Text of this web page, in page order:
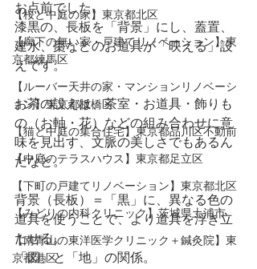
【桜と中庭の家】東京都北区
【廊下の無い家・戸建てリノベーション】東
京都練馬区
【ルーバー天井の家・マンションリノベーシ
ョン】東京都板橋区
【猫と中庭の集合住宅】東京都品川区不動前
【中庭のテラスハウス】東京都足立区
【下町の戸建てリノベーション】東京都北区
【みどりの内科クリニック】茨城県土浦市
【​南青山の東洋医学クリニック＋鍼灸院】東
京都港区
お点前でした。
漆黒の、長板を「背景」にし、蓋置、
建水、棗などのお道具が「映える」設
えです。
お茶の設えは、茶室・お道具・飾りも
の（お軸・花）などの組み合わせに意
味を見出す、文脈の美しさでもあるん
だなと。
背景（長板）＝「黒」に、異なる色の
道具を使うことで、より道具を浮き立
たせる。
「図」と「地」の関係。